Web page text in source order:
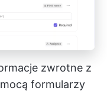
zwrotne z
formularzy